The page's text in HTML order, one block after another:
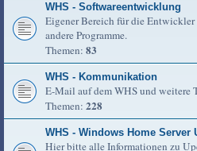
WHS - Softwareentwicklung
Eigener Bereich für die Entwickler
andere Programme.
Themen: 83
WHS - Kommunikation
E-Mail auf dem WHS und weitere
Themen: 228
WHS - Windows Home Server
Hier bitte alle Informationen zu